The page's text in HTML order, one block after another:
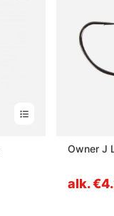
Owner J
alk.